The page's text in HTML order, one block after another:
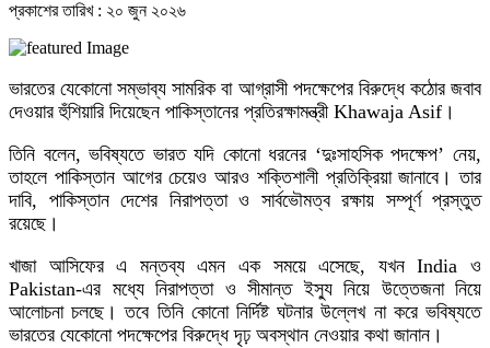
প্রকাশের তারিখ : ২০ জুন ২০২৬
ভারতের যেকোনো সম্ভাব্য সামরিক বা আগ্রাসী পদক্ষেপের বিরুদ্ধে কঠোর জবাব
দেওয়ার হুঁশিয়ারি দিয়েছেন পাকিস্তানের প্রতিরক্ষামন্ত্রী Khawaja Asif।
তিনি বলেন, ভবিষ্যতে ভারত যদি কোনো ধরনের ‘দুঃসাহসিক পদক্ষেপ’ নেয়,
তাহলে পাকিস্তান আগের চেয়েও আরও শক্তিশালী প্রতিক্রিয়া জানাবে। তার
দাবি, পাকিস্তান দেশের নিরাপত্তা ও সার্বভৌমত্ব রক্ষায় সম্পূর্ণ প্রস্তুত
রয়েছে।
খাজা আসিফের এ মন্তব্য এমন এক সময়ে এসেছে, যখন India ও
Pakistan-এর মধ্যে নিরাপত্তা ও সীমান্ত ইস্যু নিয়ে উত্তেজনা নিয়ে
আলোচনা চলছে। তবে তিনি কোনো নির্দিষ্ট ঘটনার উল্লেখ না করে ভবিষ্যতে
ভারতের যেকোনো পদক্ষেপের বিরুদ্ধে দৃঢ় অবস্থান নেওয়ার কথা জানান।